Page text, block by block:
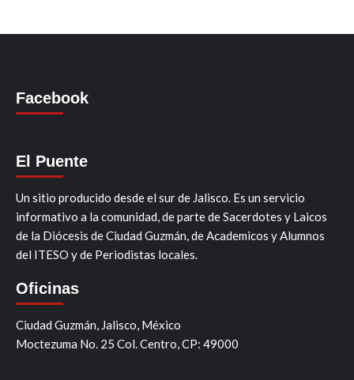
Facebook
El Puente
Un sitio producido desde el sur de Jalisco. Es un servicio
informativo a la comunidad, de parte de Sacerdotes y Laicos
de la Diócesis de Ciudad Guzmán, de Academicos y Alumnos
del ITESO y de Periodistas locales.
Oficinas
Ciudad Guzmán, Jalisco, México
Moctezuma No. 25 Col. Centro, CP: 49000